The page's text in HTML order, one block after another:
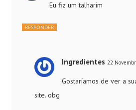
Eu fiz um talharim
RESPONDER
Ingredientes 22
Gostaríamos de ver a
site. obg